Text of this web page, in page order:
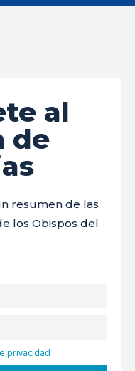
al
de
resumen de las
los Obispos del
privacidad